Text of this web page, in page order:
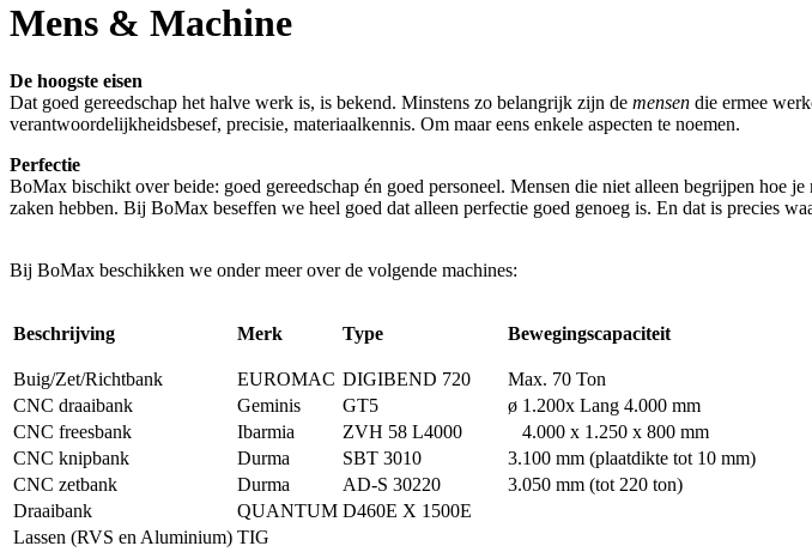
Mens & Machine
De hoogste eisen
Dat goed gereedschap het halve werk is, is bekend. Minstens zo belangrijk zijn de mensen die ermee
verantwoordelijkheidsbesef, precisie, materiaalkennis. Om maar eens enkele aspecten te noemen.
Perfectie
BoMax bischikt over beide: goed gereedschap én goed personeel. Mensen die niet alleen begrijpen hoe
zaken hebben. Bij BoMax beseffen we heel goed dat alleen perfectie goed genoeg is. En dat is precies
Bij BoMax beschikken we onder meer over de volgende machines:
Beschrijving Merk Type Bewegingscapaciteit
Buig/Zet/Richtbank EUROMAC DIGIBEND 720
Max. 70 Ton
CNC draaibank
Geminis GT5
ø 1.200x Lang 4.000 mm
CNC freesbank
Ibarmia ZVH 58 L4000
4.000 x 1.250 x 800 mm
CNC knipbank
Durma SBT 3010
3.100 mm (plaatdikte tot 10 mm)
CNC zetbank
Durma AD-S 30220
3.050 mm (tot 220 ton)
Draaibank
QUANTUM D460E X 1500E
Lassen (RVS en Aluminium) TIG